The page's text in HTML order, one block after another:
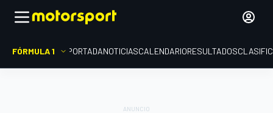
FÓRMULA 1 PORTADANOTICIASCALENDARIORESULTADOS